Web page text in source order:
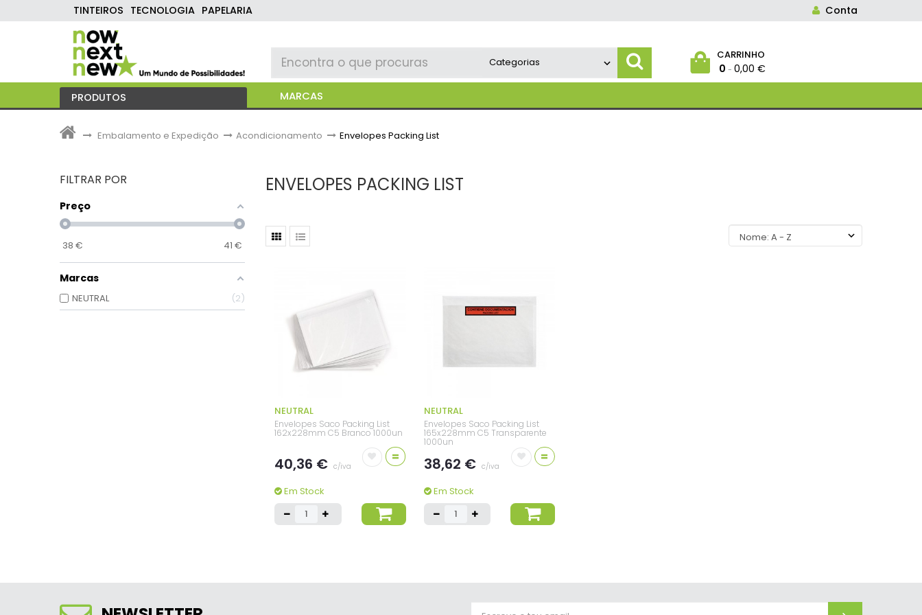
TINTEIROS TECNOLOGIA PAPELARIA Conta
CARRINHO
0 - 0,00 €
PRODUTOS MARCAS
> Embalamento e Expedição > Acondicionamento > Envelopes Packing List
FILTRAR POR
Preço
38 € 41 €
Marcas
NEUTRAL 2
ENVELOPES PACKING LIST
NEUTRAL
Envelopes Saco Packing List
162x228mm C5 Branco 1000un
40,36 € c/iva
=
Em Stock
NEUTRAL
Envelopes Saco Packing List
165x228mm C5 Transparente
1000un
38,62 € c/iva
=
Em Stock